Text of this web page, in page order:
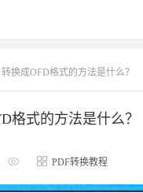
换成OFD格式的方法是什么？
格式的方法是什么？
PDF转换教程